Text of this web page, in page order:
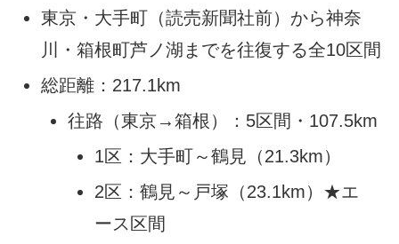
東京・大手町（読売新聞社前）から神奈
川・箱根町芦ノ湖までを往復する全10区間
総距離：217.1km
往路（東京→箱根）：5区間・107.5km
1区：大手町～鶴見（21.3km）
2区：鶴見～戸塚（23.1km）★エ
ース区間